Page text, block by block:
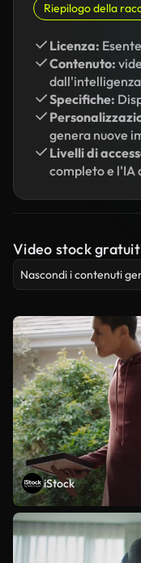
Riepilogo della
Licenza:
Contenuto:
Specifiche:
genera nuove
Livelli di
completo e l'IA
Video stock
Nascondi i contenuti
iStock